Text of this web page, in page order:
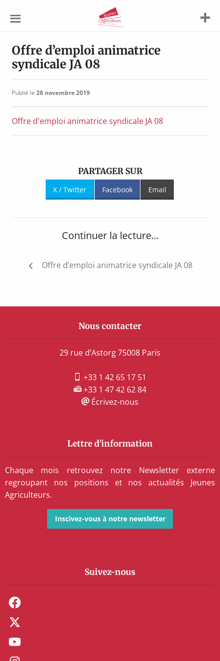
Agriculteurs
Offre d’emploi animatrice
syndicale JA 08
Publié le 28 novembre 2019
Offre d'emploi animatrice syndicale JA 08
PARTAGER SUR
X / Twitter Facebook Email
Continuer la lecture...
Navigation
Offre d’emploi animatrice syndicale JA 08
Nous contacter
29 rue d’Astorg 75008 Paris
+33 1 42 65 17 51
+33 1 47 42 62 84
Écrivez-nous
Lettre d'information
Chaque mois retrouvez notre Newsletter externe
regroupant nos positions et nos actualités Jeunes
Agriculteurs.
Inscivez-vous à notre newsletter
Suivez-nous